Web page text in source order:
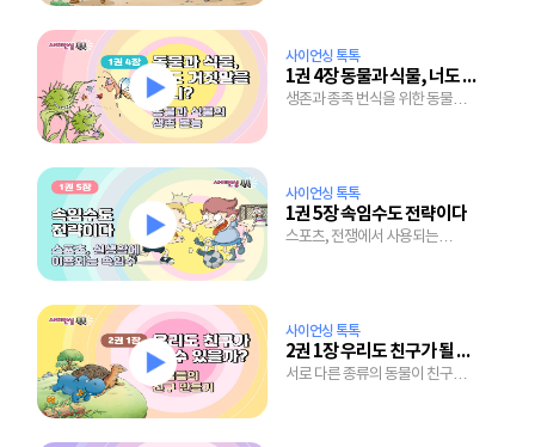
사이언싱 톡톡
1권 4장 동물과 식물, 너도 거짓말을 하니?
생존과 종족 번식을 위한 동물과
사이언싱 톡톡
1권 5장 속임수도 전략이다
스포츠, 전쟁에서 사용되는
사이언싱 톡톡
2권 1장 우리도 친구가 될 수 있을까?
서로 다른 종류의 동물이 친구가